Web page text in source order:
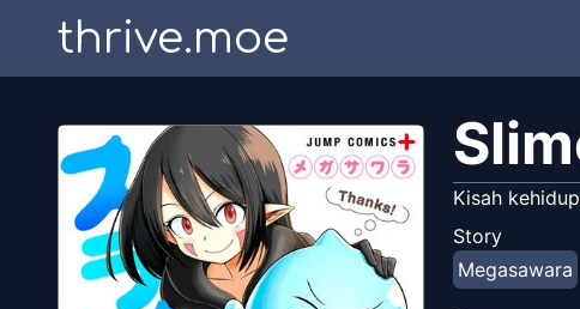
thrive.moe
Kisah
Story
Megasawara